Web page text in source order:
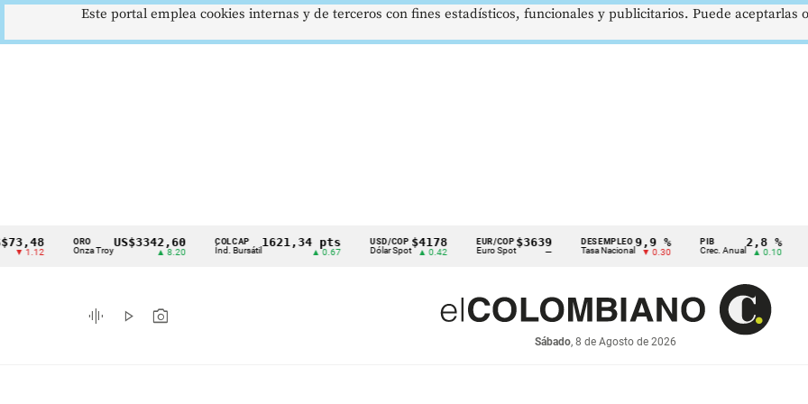
Cintillo
indicadores
económicos
ORO
Onza Troy
US$3342,60 COLCAP
Índ. Bursátil
1621,34 pts USD/COP
Dólar Spot
$4178
▲ 0.42
EUR/COP
Euro Spot
$3639
—
DESEMPLEO
Tasa Nacional
9,9 %
▼ 0.30
PIB
Crec. Anual
2,8 %
▲ 0.10
TRM
Tasa
graphic_eq play_arrow photo_camera
Sábado, 8 de Agosto de 2026
Este portal emplea cookies internas y de terceros con fines estadísticos, funcionales y publicitarios. Puede aceptarlas